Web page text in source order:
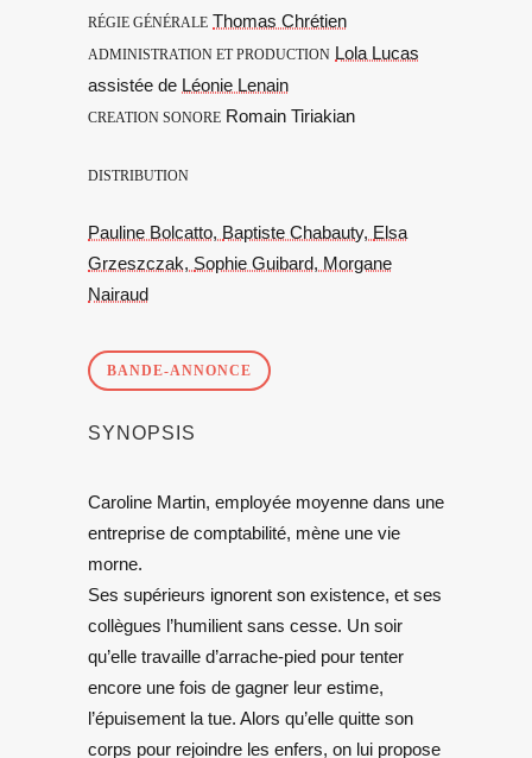
RÉGIE GÉNÉRALE Thomas Chrétien
ADMINISTRATION ET PRODUCTION Lola Lucas
assistée de Léonie Lenain
CREATION SONORE Romain Tiriakian
DISTRIBUTION
Pauline Bolcatto, Baptiste Chabauty, Elsa
Grzeszczak, Sophie Guibard, Morgane
Nairaud
BANDE-ANNONCE
SYNOPSIS
Caroline Martin, employée moyenne dans une
entreprise de comptabilité, mène une vie
morne.
Ses supérieurs ignorent son existence, et ses
collègues l’humilient sans cesse. Un soir
qu’elle travaille d’arrache-pied pour tenter
encore une fois de gagner leur estime,
l’épuisement la tue. Alors qu’elle quitte son
corps pour rejoindre les enfers, on lui propose